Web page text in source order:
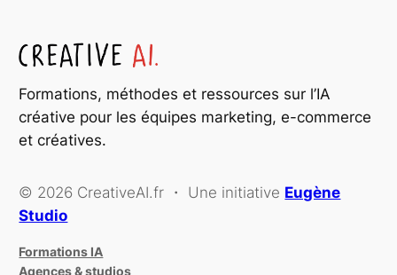
Formations, méthodes et ressources sur l’IA
créative pour les équipes marketing, e-commerce
et créatives.
© 2026 CreativeAI.fr ・ Une initiative Eugène
Studio
Formations IA
Agences & studios